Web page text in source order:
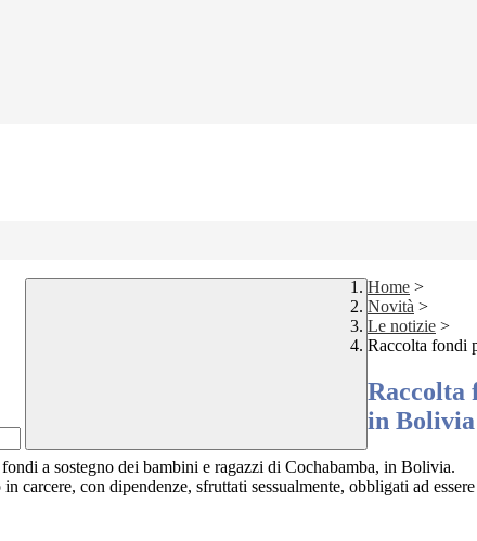
Home >
Novità >
Le notizie >
Raccolta fondi
Raccolta
in
a sostegno dei bambini e ragazzi di Cochabamba, in Bolivia.
con dipendenze, sfruttati sessualmente, obbligati ad